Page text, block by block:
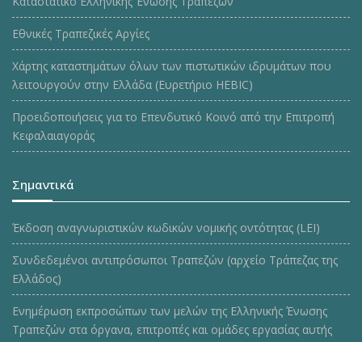
Εθνικές Τραπεζικές Αργίες
Χάρτης καταστημάτων όλων των πιστωτικών ιδρυμάτων που
λειτουργούν στην Ελλάδα (Ευρετήριο HEBIC)
Προειδοποιήσεις για το Επενδυτικό Κοινό από την Επιτροπή
Κεφαλαιαγοράς
Σημαντικά
Έκδοση αναγνωριστικών κωδικών νομικής οντότητας (LEI)
Συνδεδεμένοι αντιπρόσωποι Τραπεζών (αρχείο Τράπεζας της
Ελλάδος)
Ενημέρωση εκπροσώπων των μελών της Ελληνικής Ένωσης
Τραπεζών στα όργανα, επιτροπές και ομάδες εργασίας αυτής